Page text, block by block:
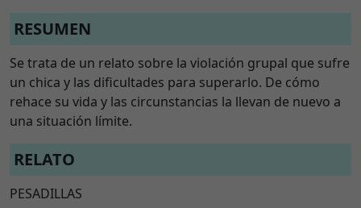
RESUMEN
Se trata de un relato sobre la violación grupal que sufre
un chica y las dificultades para superarlo. De cómo
rehace su vida y las circunstancias la llevan de nuevo a
una situación límite.
RELATO
PESADILLAS